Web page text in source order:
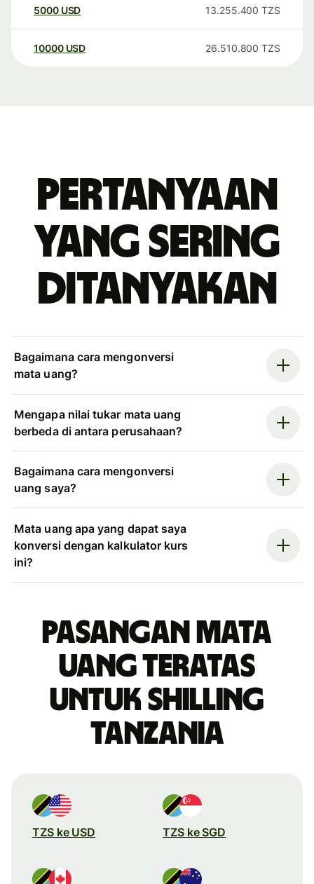
5000 USD 13.255.400 TZS
10000 USD 26.510.800 TZS
Pertanyaan
yang sering
ditanyakan
Bagaimana cara mengonversi
mata uang?
Mengapa nilai tukar mata uang
berbeda di antara perusahaan?
Bagaimana cara mengonversi
uang saya?
Mata uang apa yang dapat saya
konversi dengan kalkulator kurs
ini?
Pasangan mata
uang teratas
untuk shilling
Tanzania
TZS ke USD TZS ke SGD